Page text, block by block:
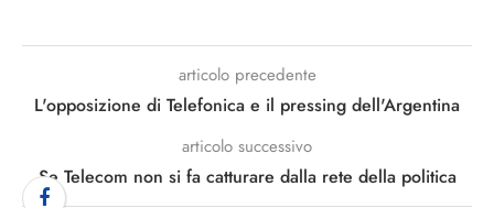
articolo precedente
L'opposizione di Telefonica e il pressing dell'Argentina
articolo successivo
Se Telecom non si fa catturare dalla rete della politica